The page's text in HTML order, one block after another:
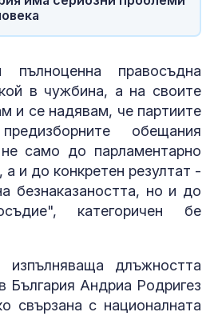
пълноценна правосъдна
в чужбина, а на своите
и се надявам, че партиите
обещания
само до парламентарно
а и до конкретен резултат -
безнаказаността, но и до
категоричен бе
длъжността
Андриа Родригез
свързана с националната